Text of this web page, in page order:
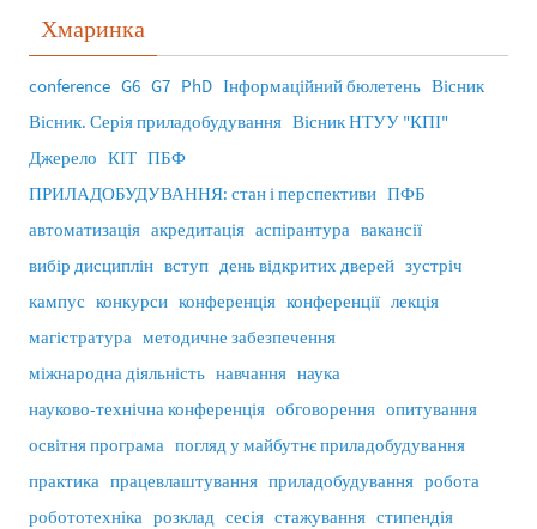
Хмаринка
conference G6 G7 PhD Інформаційний бюлетень Вісник
Вісник. Серія приладобудування Вісник НТУУ "КПІ"
Джерело КІТ ПБФ
ПРИЛАДОБУДУВАННЯ: стан і перспективи ПФБ
автоматизація акредитація аспірантура вакансії
вибір дисциплін вступ день відкритих дверей зустріч
кампус конкурси конференція конференції лекція
магістратура методичне забезпечення
міжнародна діяльність навчання наука
науково-технічна конференція обговорення опитування
освітня програма погляд у майбутнє приладобудування
практика працевлаштування приладобудування робота
робототехніка розклад сесія стажування стипендія